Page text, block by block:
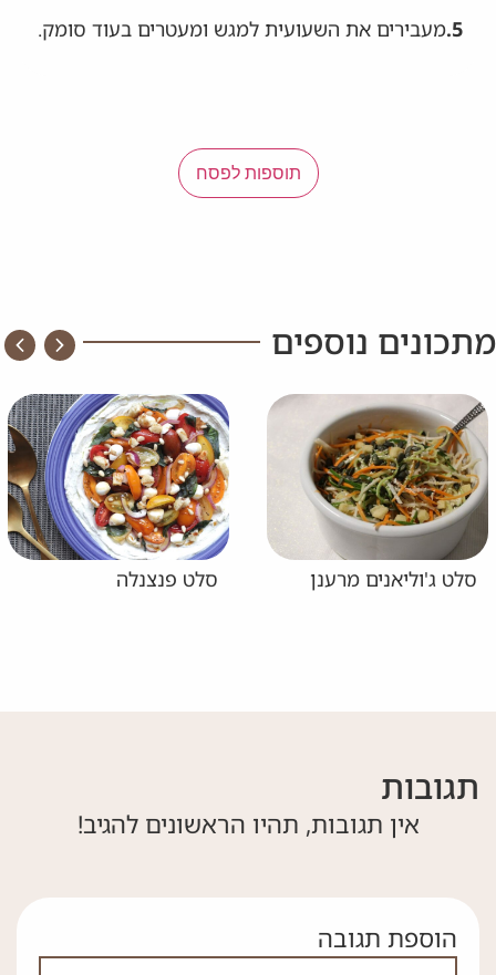
5. מעבירים את השעועית למגש ומעטרים בעוד סומק.
תוספות לפסח
מתכונים נוספים
סלט ג'וליאנים מרענן סלט פנצנלה
תגובות
אין תגובות, תהיו הראשונים להגיב!
אם אתה לא רובוט אל תמלא את השדה הזה
הוספת תגובה